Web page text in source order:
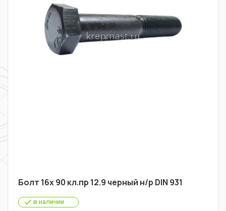
Болт 16х 90 кл.пр 12.9 черный н/р DIN 931
в наличии